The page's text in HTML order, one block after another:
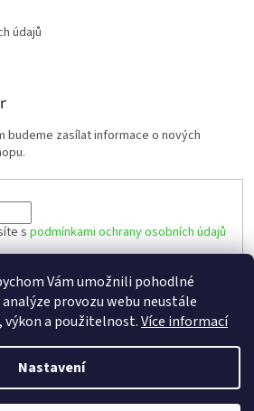
Vám umožnili pohodlné
provozu webu neustále
výkon a použitelnost.Více informací
Nastavení
údajů
budeme zasílat informace o nových
s podmínkami ochrany osobních údajů